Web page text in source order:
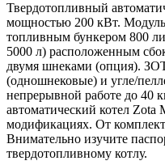
Твердотопливный
мощностью 200 кВт.
топливным бункером 800
5000 л) расположенным
двумя шнеками (опция).
(одношнековые) и угле/
непрерывной работе до 40
автоматический котел Zota
модификациях. От
Внимательно изучите
твердотопливному котлу.